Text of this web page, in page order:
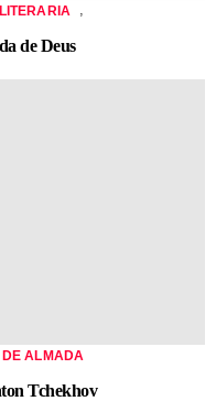
,
de Deus
DE ALMADA
Tchekhov